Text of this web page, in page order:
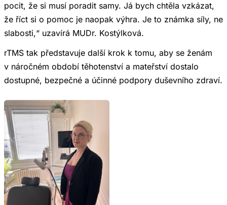
pocit, že si musí poradit samy. Já bych chtěla vzkázat,
že říct si o pomoc je naopak výhra. Je to známka síly, ne
slabosti,“ uzavírá MUDr. Kostýlková.
rTMS tak představuje další krok k tomu, aby se ženám
v náročném období těhotenství a mateřství dostalo
dostupné, bezpečné a účinné podpory duševního zdraví.